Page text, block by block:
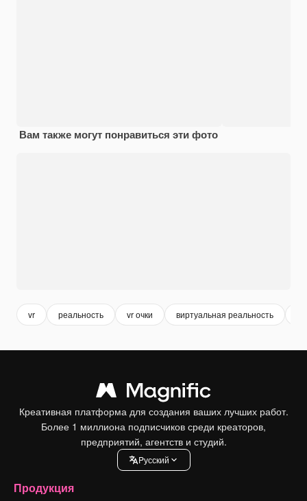
Вам также могут понравиться эти фото
vr реальность vr очки виртуальная реальность
Креативная платформа для создания ваших лучших работ.
Более 1 миллиона подписчиков среди креаторов,
предприятий, агентств и студий.
Pусский
Продукция